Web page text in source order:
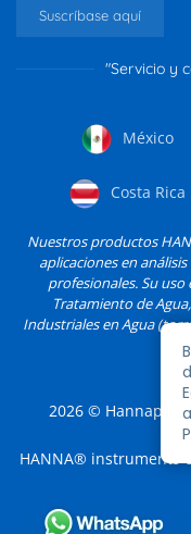
Suscríbase aquí
"Servicio y
México
Costa Rica
Nuestros productos
aplicaciones en
profesionales. Su uso
Tratamiento de
Industriales en Agua
2026 © Hannapro,
HANNA® instruments